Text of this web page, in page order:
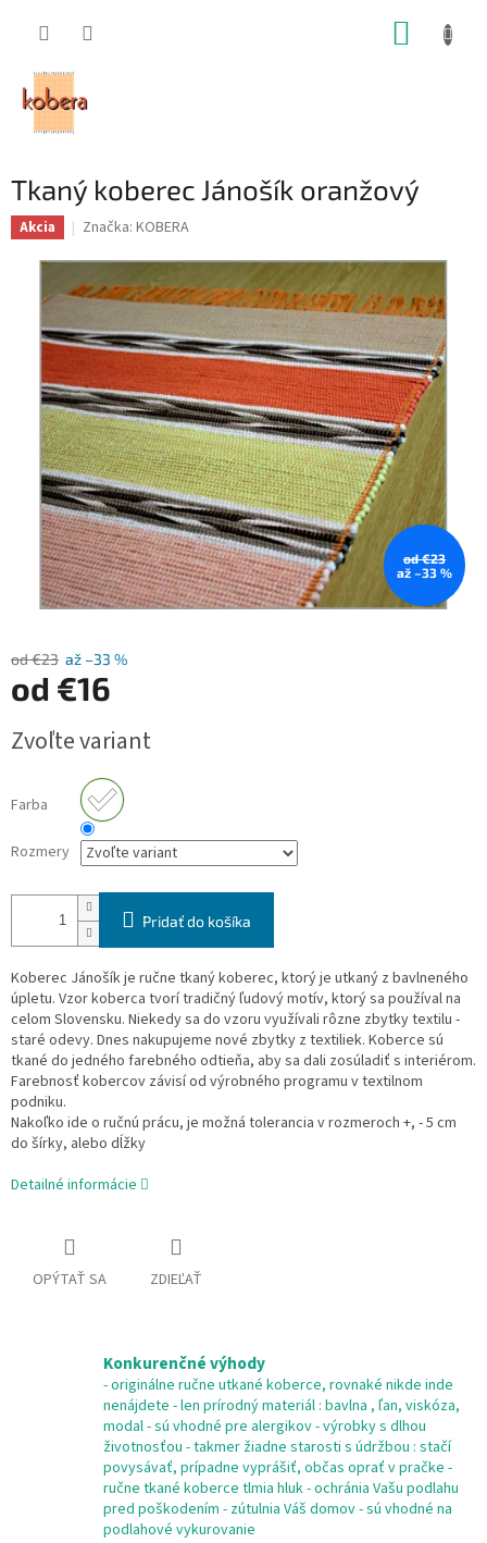
Tkaný koberec Jánošík oranžový
Akcia Značka: KOBERA
od €23
až –33 %
od €23 až –33 %
od €16
cena:
Zvoľte variant
Farba
Rozmery
Pridať do košíka
Koberec Jánošík je ručne tkaný koberec, ktorý je utkaný z bavlneného
úpletu. Vzor koberca tvorí tradičný ľudový motív, ktorý sa používal na
celom Slovensku. Niekedy sa do vzoru využívali rôzne zbytky textilu -
staré odevy. Dnes nakupujeme nové zbytky z textiliek. Koberce sú
tkané do jedného farebného odtieňa, aby sa dali zosúladiť s interiérom.
Farebnosť kobercov závisí od výrobného programu v textilnom
podniku.
Nakoľko ide o ručnú prácu, je možná tolerancia v rozmeroch +, - 5 cm
do šírky, alebo dĺžky
Detailné informácie
OPÝTAŤ SA ZDIEĽAŤ
Konkurenčné výhody
- originálne ručne utkané koberce, rovnaké nikde inde
nenájdete - len prírodný materiál : bavlna , ľan, viskóza,
modal - sú vhodné pre alergikov - výrobky s dlhou
životnosťou - takmer žiadne starosti s údržbou : stačí
povysávať, prípadne vyprášiť, občas oprať v pračke -
ručne tkané koberce tlmia hluk - ochránia Vašu podlahu
pred poškodením - zútulnia Váš domov - sú vhodné na
podlahové vykurovanie